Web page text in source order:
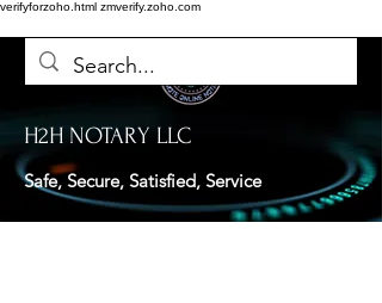
verifyforzoho.html zmverify.zoho.com
H2H NOTARY LLC
Safe, Secure, Satisfied, Service